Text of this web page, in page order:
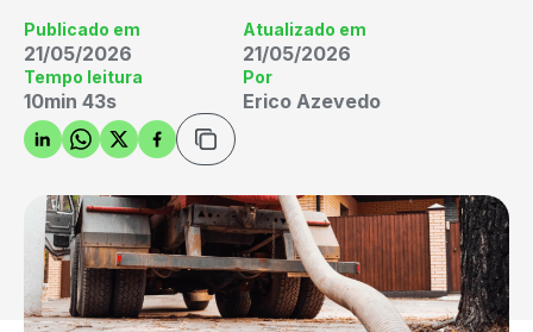
Publicado em
21/05/2026
Atualizado em
21/05/2026
Tempo leitura
10min 43s
Por
Erico Azevedo